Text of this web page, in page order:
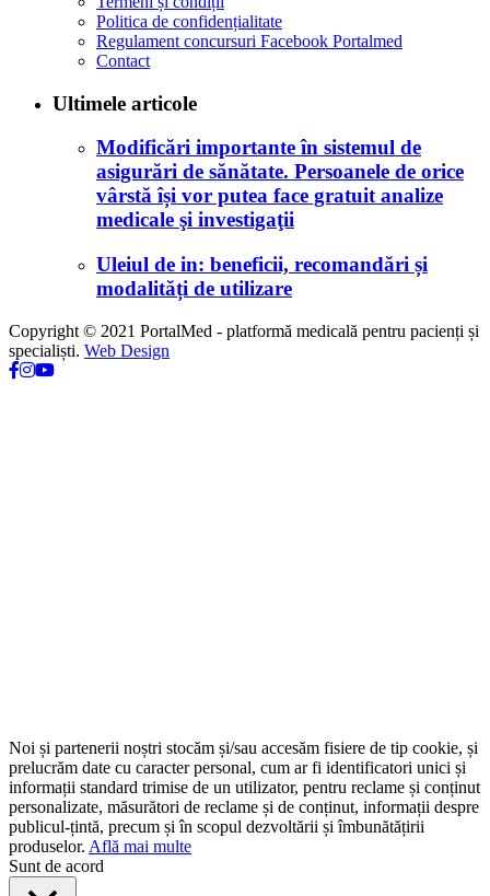
Politica de confidențialitate
Regulament concursuri Facebook Portalmed
Contact
Ultimele articole
Modificări importante în sistemul de
asigurări de sănătate. Persoanele de orice
vârstă își vor putea face gratuit analize
medicale şi investigaţii
Uleiul de in: beneficii, recomandări și
modalități de utilizare
Copyright © 2021 PortalMed - platformă medicală pentru pacienți și
specialiști. Web Design
Noi și partenerii noștri stocăm și/sau accesăm fisiere de tip cookie, și
prelucrăm date cu caracter personal, cum ar fi identificatori unici și
informații standard trimise de un utilizator, pentru reclame și conținut
personalizate, măsurători de reclame și de conținut, informații despre
publicul-țintă, precum și în scopul dezvoltării și îmbunătățirii
produselor. Află mai multe
Sunt de acord